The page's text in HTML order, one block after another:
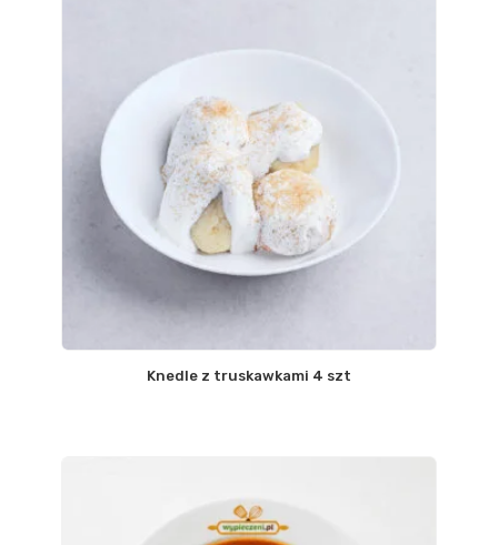
Knedle z truskawkami 4 szt